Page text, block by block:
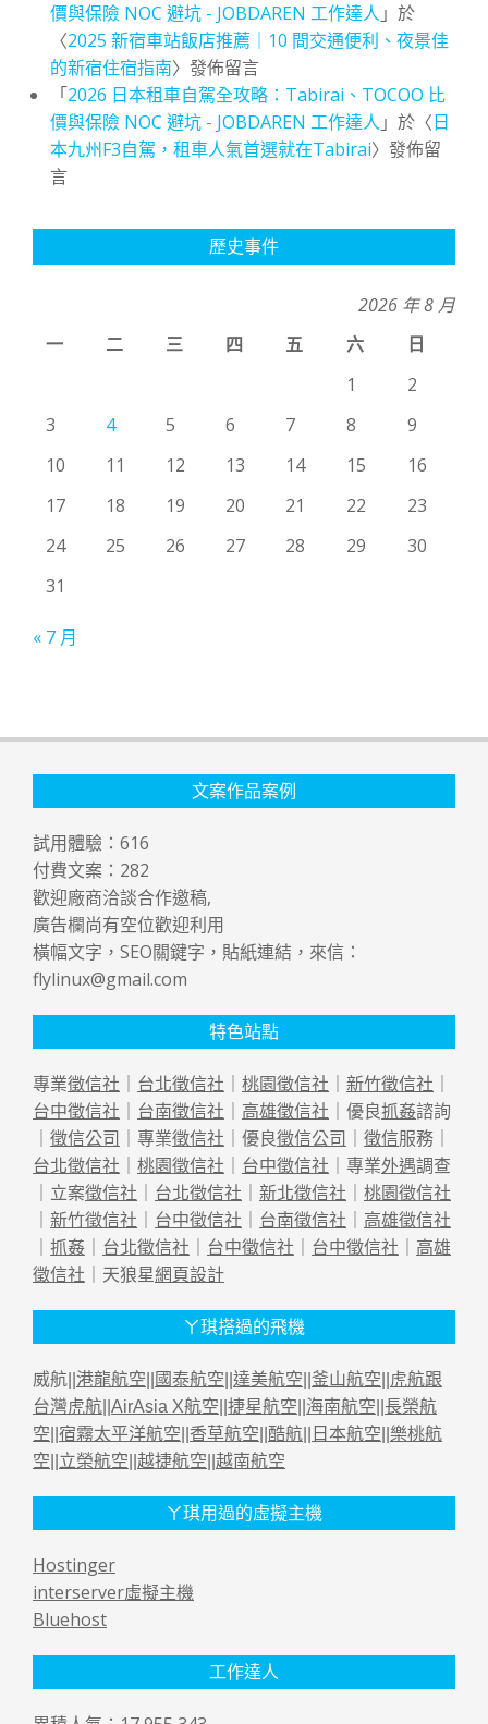
價與保險 NOC 避坑 - JOBDAREN 工作達人 」於
〈2025 新宿車站飯店推薦｜10 間交通便利、夜景佳
的新宿住宿指南〉發佈留言
「2026 日本租車自駕全攻略：Tabirai、TOCOO 比
價與保險 NOC 避坑 - JOBDAREN 工作達人 」於〈日
本九州F3自駕，租車人氣首選就在Tabirai〉發佈留
言
歷史事件
2026 年 8 月
一
二 三 四 五 六
日
1
2
3
4 5 6 7 8
9
10
11 12 13 14 15
16
17
18 19 20 21 22
23
24
25 26 27 28 29
30
31
« 7 月
文案作品案例
試用體驗： 616
付費文案： 282
歡迎廠商洽談合作邀稿,
廣告欄尚有空位歡迎利用
橫幅文字，SEO關鍵字，貼紙連結，來信：
flylinux@gmail.com
特色站點
專業徵信社 台北徵信社 桃園徵信社 新竹徵信社
台中徵信社
台南徵信社 高雄徵信社 ｜優良抓姦諮詢
徵信公司 ｜專業徵信社 ｜優良徵信公司 徵信服務｜
台北徵信社
桃園徵信社 台中徵信社 ｜專業外遇調查
｜立案徵信社 台北徵信社 新北徵信社
桃園徵信社
新竹徵信社 台中徵信社 台南徵信社
高雄徵信社
抓姦 台北徵信社 台中徵信社 台中徵信社
高雄
徵信社 ｜天狼星網頁設計
ㄚ琪搭過的飛機
威航|| 港龍航空 國泰航空 達美航空 釜山航空
虎航跟
台灣虎航 AirAsia X航空 捷星航空 海南航空 長榮航
空 宿霧太平洋航空 香草航空 酷航 日本航空 樂桃航
空 立榮航空 越捷航空 越南航空
ㄚ琪用過的虛擬主機
Hostinger
interserver虛擬主機
Bluehost
工作達人